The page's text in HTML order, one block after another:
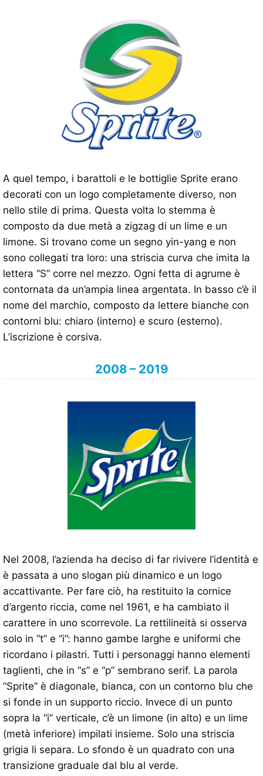
A quel tempo, i barattoli e le bottiglie Sprite erano
decorati con un logo completamente diverso, non
nello stile di prima. Questa volta lo stemma è
composto da due metà a zigzag di un lime e un
limone. Si trovano come un segno yin-yang e non
sono collegati tra loro: una striscia curva che imita la
lettera “S” corre nel mezzo. Ogni fetta di agrume è
contornata da un’ampia linea argentata. In basso c’è il
nome del marchio, composto da lettere bianche con
contorni blu: chiaro (interno) e scuro (esterno).
L’iscrizione è corsiva.
2008 – 2019
Nel 2008, l’azienda ha deciso di far rivivere l’identità e
è passata a uno slogan più dinamico e un logo
accattivante. Per fare ciò, ha restituito la cornice
d’argento riccia, come nel 1961, e ha cambiato il
carattere in uno scorrevole. La rettilineità si osserva
solo in “t” e “i”: hanno gambe larghe e uniformi che
ricordano i pilastri. Tutti i personaggi hanno elementi
taglienti, che in “s” e “p” sembrano serif. La parola
“Sprite” è diagonale, bianca, con un contorno blu che
si fonde in un supporto riccio. Invece di un punto
sopra la “i” verticale, c’è un limone (in alto) e un lime
(metà inferiore) impilati insieme. Solo una striscia
grigia li separa. Lo sfondo è un quadrato con una
transizione graduale dal blu al verde.